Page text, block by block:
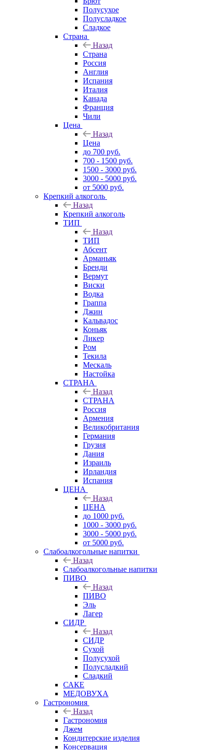
Полусухое
Полусладкое
Сладкое
Страна
Назад
Страна
Россия
Англия
Испания
Италия
Канада
Франция
Чили
Цена
Назад
Цена
до 700 руб.
700 - 1500 руб.
1500 - 3000 руб.
3000 - 5000 руб.
от 5000 руб.
Крепкий алкоголь
Назад
Крепкий алкоголь
ТИП
Назад
ТИП
Абсент
Арманьяк
Бренди
Вермут
Виски
Водка
Граппа
Джин
Кальвадос
Коньяк
Ликер
Ром
Текила
Мескаль
Настойка
СТРАНА
Назад
СТРАНА
Россия
Армения
Великобритания
Германия
Грузия
Дания
Израиль
Ирландия
Испания
ЦЕНА
Назад
ЦЕНА
до 1000 руб.
1000 - 3000 руб.
3000 - 5000 руб.
от 5000 руб.
Слабоалкогольные напитки
Назад
Слабоалкогольные напитки
ПИВО
Назад
ПИВО
Эль
Лагер
СИДР
Назад
СИДР
Сухой
Полусухой
Полусладкий
Сладкий
САКЕ
МЕДОВУХА
Гастрономия
Назад
Гастрономия
Джем
Кондитерские изделия
Консервация